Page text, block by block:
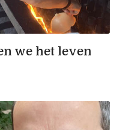
we het leven